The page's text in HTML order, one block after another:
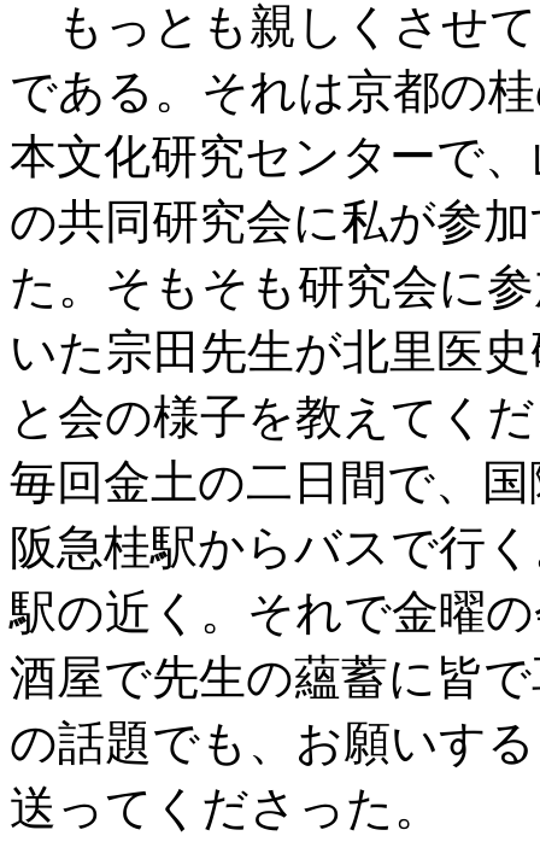
もっとも親しくさせ
である。それは京都の
本文化研究センターで
の共同研究会に私が参
た。そもそも研究会に
いた宗田先生が北里医
と会の様子を教えてく
毎回金土の二日間で、
阪急桂駅からバスで行
駅の近く。それで金曜
酒屋で先生の蘊蓄に皆
の話題でも、お願いす
送ってくださった。